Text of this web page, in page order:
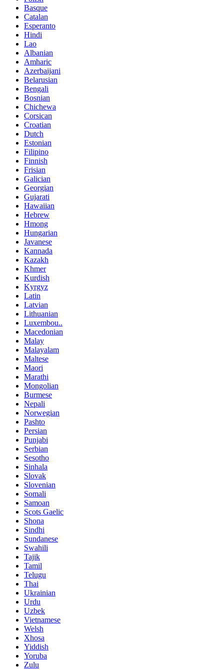
Basque
Catalan
Esperanto
Hindi
Lao
Albanian
Amharic
Azerbaijani
Belarusian
Bengali
Bosnian
Chichewa
Corsican
Croatian
Dutch
Estonian
Filipino
Finnish
Frisian
Galician
Georgian
Gujarati
Hawaiian
Hebrew
Hmong
Hungarian
Javanese
Kannada
Kazakh
Khmer
Kurdish
Kyrgyz
Latin
Latvian
Lithuanian
Luxembou..
Macedonian
Malay
Malayalam
Maltese
Maori
Marathi
Mongolian
Burmese
Nepali
Norwegian
Pashto
Persian
Punjabi
Serbian
Sesotho
Sinhala
Slovak
Slovenian
Somali
Samoan
Scots Gaelic
Shona
Sindhi
Sundanese
Swahili
Tajik
Tamil
Telugu
Thai
Ukrainian
Urdu
Uzbek
Vietnamese
Welsh
Xhosa
Yiddish
Yoruba
Zulu